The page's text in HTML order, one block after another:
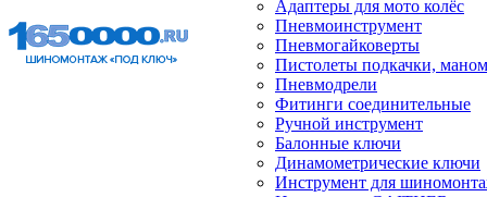
Адаптеры для мото колёс
Пневмоинструмент
Пневмогайковерты
Пистолеты подкачки,
Пневмодрели
Фитинги соединительные
Ручной инструмент
Балонные ключи
Динамометрические ключи
Инструмент для